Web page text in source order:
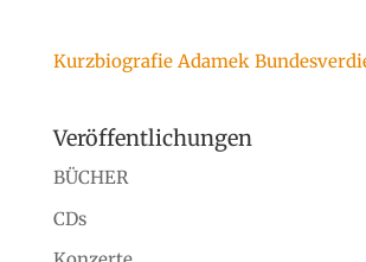
Kurzbiografie Adamek
Veröffentlichungen
BÜCHER
CDs